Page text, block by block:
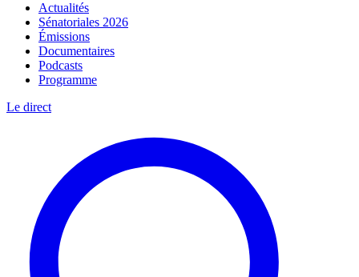
Actualités
Sénatoriales 2026
Émissions
Documentaires
Podcasts
Programme
Le direct